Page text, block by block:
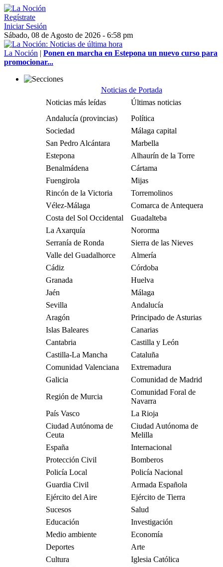
Regístrate
Iniciar Sesión
Sábado, 08 de Agosto de 2026 - 6:58 pm
La Noción | Ponen en marcha en Estepona un nuevo curso para
promocionar...
Noticias de Portada
Noticias más leídas
Últimas noticias
Andalucía (provincias)
Política
Sociedad
Málaga capital
San Pedro Alcántara
Marbella
Estepona
Alhaurín de la Torre
Benalmádena
Cártama
Fuengirola
Mijas
Rincón de la Victoria
Torremolinos
Vélez-Málaga
Comarca de Antequera
Costa del Sol Occidental
Guadalteba
La Axarquía
Nororma
Serranía de Ronda
Sierra de las Nieves
Valle del Guadalhorce
Almería
Cádiz
Córdoba
Granada
Huelva
Jaén
Málaga
Sevilla
Andalucía
Aragón
Principado de Asturias
Islas Baleares
Canarias
Cantabria
Castilla y León
Castilla-La Mancha
Cataluña
Comunidad Valenciana
Extremadura
Galicia
Comunidad de Madrid
Región de Murcia
Comunidad Foral de
Navarra
País Vasco
La Rioja
Ciudad Autónoma de
Ceuta
Ciudad Autónoma de
Melilla
España
Internacional
Protección Civil
Bomberos
Policía Local
Policía Nacional
Guardia Civil
Armada Española
Ejército del Aire
Ejército de Tierra
Sucesos
Salud
Educación
Investigación
Medio ambiente
Economía
Deportes
Arte
Cultura
Iglesia Católica